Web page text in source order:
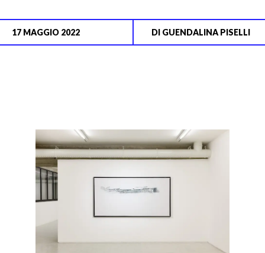
17 MAGGIO 2022 DI GUENDALINA PISELLI